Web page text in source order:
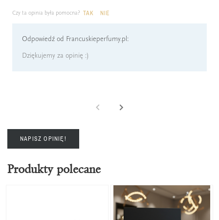
Czy ta opinia była pomocna? TAK NIE
Odpowiedź od Francuskieperfumy.pl:
Dziękujemy za opinię :)
NAPISZ OPINIĘ!
Produkty polecane